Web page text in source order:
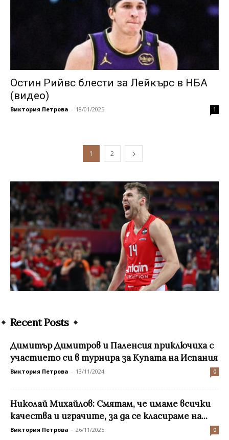
Остин Рийвс блести за Лейкърс в НБА
(видео)
Виктория Петрова - 18/01/2025 1
1 2
Recent Posts
Димитър Димитров и Паленсия приключиха с
участието си в турнира за Купата на Испания
Виктория Петрова - 13/11/2024 0
Николай Михайлов: Смятам, че имаме всички
качества и играчите, за да се класираме на...
Виктория Петрова - 26/11/2025 0